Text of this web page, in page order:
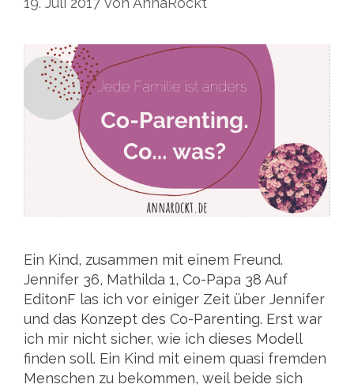
Ein Kind, zusammen mit einem Freund.
Jennifer 36, Mathilda 1, Co-Papa 38 Auf
EditonF las ich vor einiger Zeit über Jennifer
und das Konzept des Co-Parenting. Erst war
ich mir nicht sicher, wie ich dieses Modell
finden soll. Ein Kind mit einem quasi fremden
Menschen zu bekommen, weil beide sich